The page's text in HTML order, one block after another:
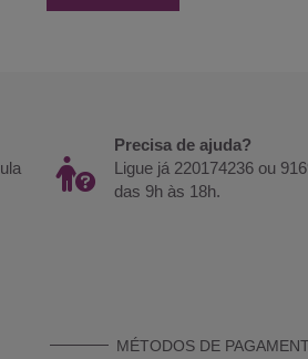
Precisa de ajuda?
Ligue já 220174236 ou
das 9h às 18h.
MÉTODOS DE